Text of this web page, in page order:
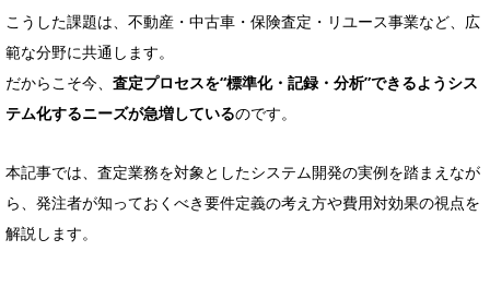
こうした課題は、不動産・中古車・保険査定・リユース事業など、広
範な分野に共通します。
だからこそ今、 査定プロセスを“標準化・記録・分析”できるようシス
テム化するニーズが急増しているのです。
本記事では、査定業務を対象としたシステム開発の実例を踏まえなが
ら、発注者が知っておくべき要件定義の考え方や費用対効果の視点を
解説します。